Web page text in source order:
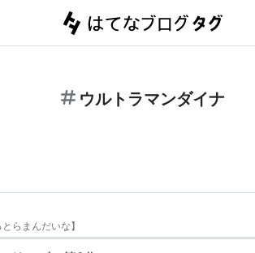
ウルトラマンダイナ
とらまんだいな】